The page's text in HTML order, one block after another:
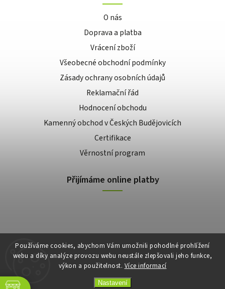
Používáme cookies, abychom Vám umožnili pohodlné prohlížení
webu a díky analýze provozu webu neustále zlepšovali jeho funkce,
výkon a použitelnost. Více informací
Nastavení
O nás
Doprava a platba
Vrácení zboží
Všeobecné obchodní podmínky
Zásady ochrany osobních údajů
Reklamační řád
Hodnocení obchodu
Kamenný obchod v Českých Budějovicích
Certifikace
Věrnostní program
Přijímáme online platby
Copyright 2026E-shop Slunečnice. Všechna práva vyhrazena.
VytvořilShoptet| Design